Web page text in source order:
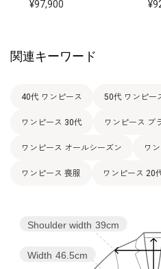
97,900
関連キーワード
40代 ワンピース 50代 ワンピー
ワンピース 30代 ワンピース ブ
ワンピース オールシーズン ワ
ワンピース 喪服 ワンピース 20
Width 46.5cm
Shoulder width 39cm